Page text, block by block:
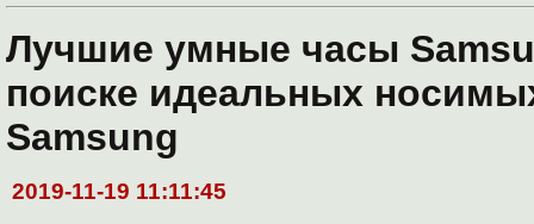
Лучшие умные часы
поиске идеальных
Samsung
2019-11-19 11:11:45